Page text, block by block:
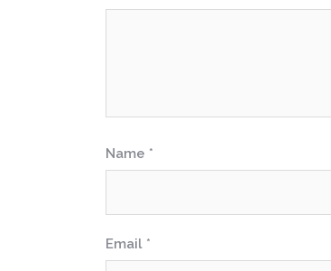
Name *
Email *